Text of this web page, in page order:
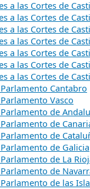
a las Cortes de
a las Cortes de
a las Cortes de
a las Cortes de
a las Cortes de
a las Cortes de
a las Cortes de
Cantabro
Vasco
de
de
de
de Galicia
de La
de
de las